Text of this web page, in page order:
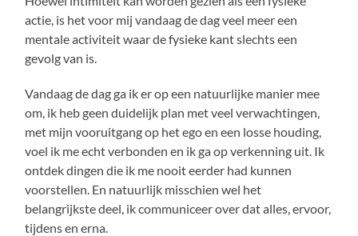
actie, is het voor mij vandaag de dag veel meer een
mentale activiteit waar de fysieke kant slechts een
gevolg van is.
Vandaag de dag ga ik er op een natuurlijke manier mee
om, ik heb geen duidelijk plan met veel verwachtingen,
met mijn vooruitgang op het ego en een losse houding,
voel ik me echt verbonden en ik ga op verkenning uit. Ik
ontdek dingen die ik me nooit eerder had kunnen
voorstellen. En natuurlijk misschien wel het
belangrijkste deel, ik communiceer over dat alles, ervoor,
tijdens en erna.